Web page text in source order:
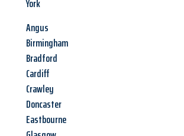
York
Angus
Birmingham
Bradford
Cardiff
Crawley
Doncaster
Eastbourne